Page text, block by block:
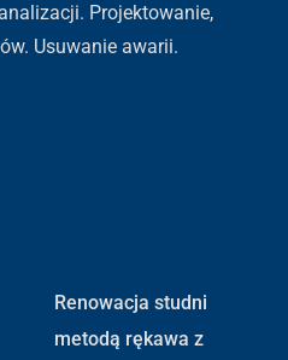
Projektowanie,
Usuwanie awarii.
Renowacja studni
metodą rękawa z